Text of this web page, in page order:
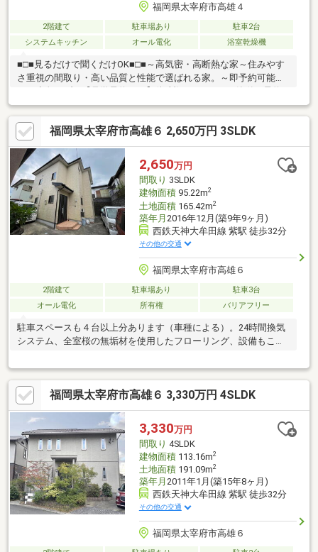
福岡県太宰府市高雄４
2階建て 駐車場あり
駐車2台
システムキッチン
オール電化 浴室乾燥機
■□■見るだけで聞くだけOK■□■～高気密・高断熱な家～住みやす
さ重視の間取り・高い品質と性能で選ばれる家。～即予約可能で
す～赤色タブの【見学予約する】(無料)をクリックで簡単に予約
ができます。【センチュリー２１】■ 世界84の国と地域に、
12900店舗、14.4万人もの営業スタッフ （2024年3月末時点）。
これが世界最大級の不動産ネットワーク 「センチュリー21」です!
■「安心」と「信頼」をモットーに店舗ネットワークを拡大し、
北海道から沖縄までの994店舗、6442人のスタッフ （2024年3月
末時点）が住まい選びのお手伝いをしています。
福岡県太宰府市高雄６ 2,650万円 3SLDK
2,650万円
間取り 3SLDK
建物面積95.22m2
土地面積165.42m2
築年月 2016年12月(築9年9ヶ月)
西鉄天神大牟田線 紫駅 徒歩32分
その他の交通
福岡県太宰府市高雄６
2階建て 駐車場あり
駐車3台
オール電化
所有権 バリアフリー
駐車スペースも４台以上分あります（車種による）。24時間換気
システム、全室桜の無垢材を使用したフローリング、設備もこだ
福岡県太宰府市高雄６ 3,330万円 4SLDK
3,330万円
間取り 4SLDK
建物面積113.16m2
土地面積191.09m2
築年月 2011年1月(築15年8ヶ月)
西鉄天神大牟田線 紫駅 徒歩32分
その他の交通
福岡県太宰府市高雄６